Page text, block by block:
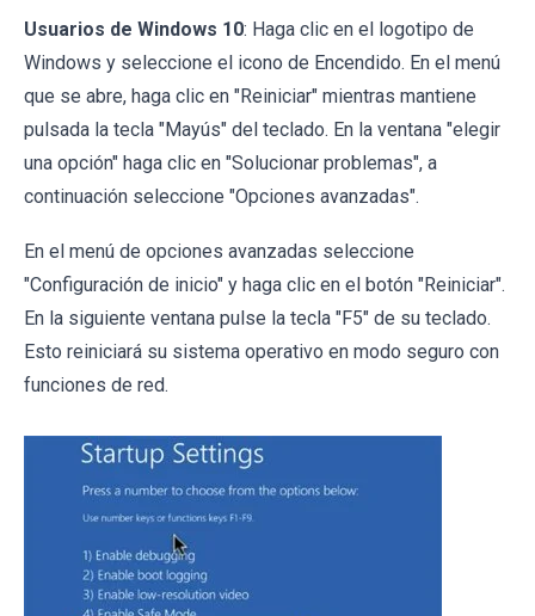
Usuarios de Windows 10: Haga clic en el logotipo de
Windows y seleccione el icono de Encendido. En el menú
que se abre, haga clic en "Reiniciar" mientras mantiene
pulsada la tecla "Mayús" del teclado. En la ventana "elegir
una opción" haga clic en "Solucionar problemas", a
continuación seleccione "Opciones avanzadas".
En el menú de opciones avanzadas seleccione
"Configuración de inicio" y haga clic en el botón "Reiniciar".
En la siguiente ventana pulse la tecla "F5" de su teclado.
Esto reiniciará su sistema operativo en modo seguro con
funciones de red.